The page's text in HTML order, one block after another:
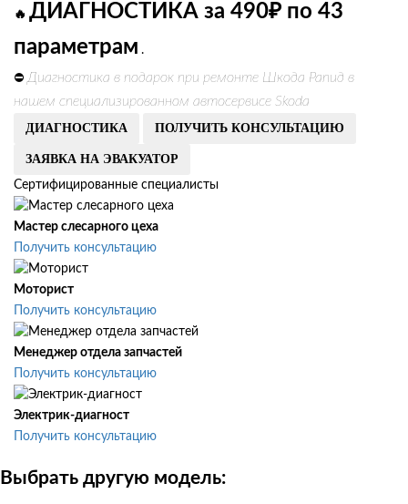
🔥 ДИАГНОСТИКА за 490₽ по 43
параметрам .
⛔ Диагностика в подарок при ремонте Шкода Рапид в
нашем специализированном автосервисе Skoda
ДИАГНОСТИКА ПОЛУЧИТЬ КОНСУЛЬТАЦИЮ
ЗАЯВКА НА ЭВАКУАТОР
Сертифицированные специалисты
Мастер слесарного цеха
Получить консультацию
Моторист
Получить консультацию
Менеджер отдела запчастей
Получить консультацию
Электрик-диагност
Получить консультацию
Выбрать другую модель: